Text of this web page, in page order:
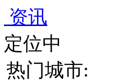
资讯
定位中
热门城市: